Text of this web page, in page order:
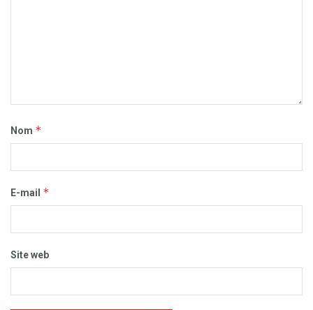
Nom *
E-mail *
Site web